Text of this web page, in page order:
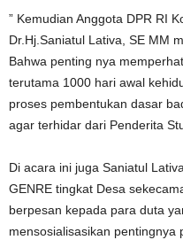
” Kemudian Anggota DPR RI
Dr.Hj.Saniatul Lativa, SE MM
Bahwa penting nya
terutama 1000 hari awal
proses pembentukan dasar
agar terhidar dari Penderita
Di acara ini juga Saniatul
GENRE tingkat Desa
berpesan kepada para duta
mensosialisasikan pentingnya